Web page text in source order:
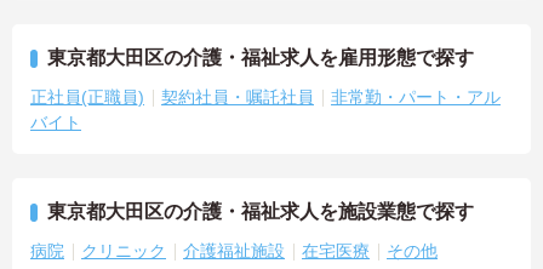
東京都大田区の介護・福祉求人を雇用形態で探す
正社員(正職員) 契約社員・嘱託社員
非常勤・パート・アル
バイト
東京都大田区の介護・福祉求人を施設業態で探す
病院 クリニック 介護福祉施設 在宅医療 その他